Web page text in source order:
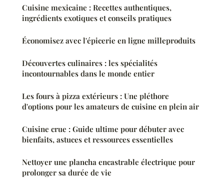
Cuisine mexicaine : Recettes authentiques,
ingrédients exotiques et conseils pratiques
Économisez avec l'épicerie en ligne milleproduits
Découvertes culinaires : les spécialités
incontournables dans le monde entier
Les fours à pizza extérieurs : Une pléthore
d'options pour les amateurs de cuisine en plein air
Cuisine crue : Guide ultime pour débuter avec
bienfaits, astuces et ressources essentielles
Nettoyer une plancha encastrable électrique pour
prolonger sa durée de vie